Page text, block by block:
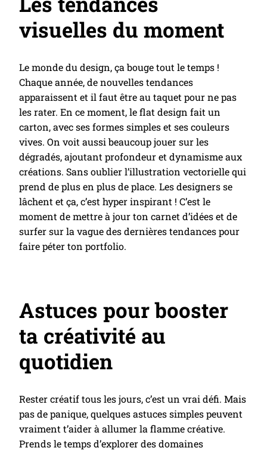
visuelles du moment
Le monde du design, ça bouge tout le temps !
Chaque année, de nouvelles tendances
apparaissent et il faut être au taquet pour ne pas
les rater. En ce moment, le flat design fait un
carton, avec ses formes simples et ses couleurs
vives. On voit aussi beaucoup jouer sur les
dégradés, ajoutant profondeur et dynamisme aux
créations. Sans oublier l’illustration vectorielle qui
prend de plus en plus de place. Les designers se
lâchent et ça, c’est hyper inspirant ! C’est le
moment de mettre à jour ton carnet d’idées et de
surfer sur la vague des dernières tendances pour
faire péter ton portfolio.
Astuces pour booster
ta créativité au
quotidien
Rester créatif tous les jours, c’est un vrai défi. Mais
pas de panique, quelques astuces simples peuvent
vraiment t’aider à allumer la flamme créative.
Prends le temps d’explorer des domaines